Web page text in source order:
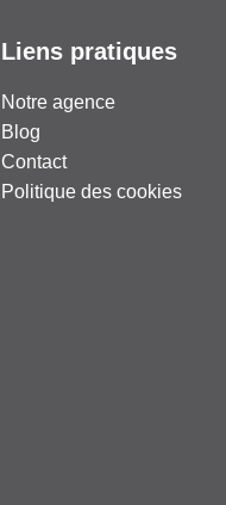
Liens pratiques
Notre agence
Blog
Contact
Politique des cookies